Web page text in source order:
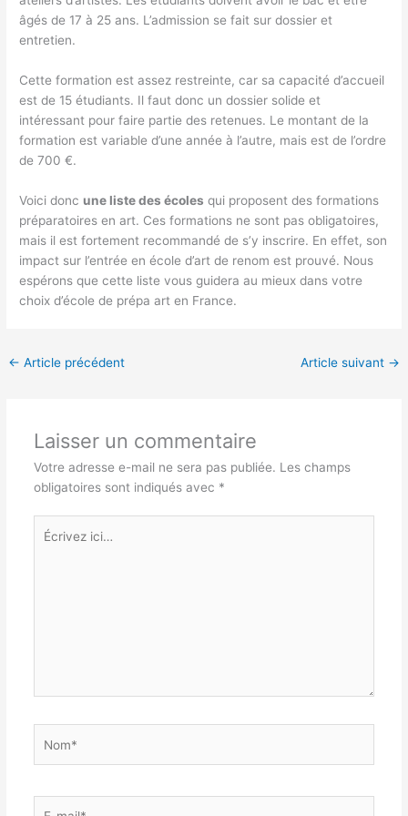
âgés de 17 à 25 ans. L’admission se fait sur dossier et
entretien.
Cette formation est assez restreinte, car sa capacité d’accueil
est de 15 étudiants. Il faut donc un dossier solide et
intéressant pour faire partie des retenues. Le montant de la
formation est variable d’une année à l’autre, mais est de l’ordre
de 700 €.
Voici donc une liste des écoles qui proposent des formations
préparatoires en art. Ces formations ne sont pas obligatoires,
mais il est fortement recommandé de s’y inscrire. En effet, son
impact sur l’entrée en école d’art de renom est prouvé. Nous
espérons que cette liste vous guidera au mieux dans votre
choix d’école de prépa art en France.
← Article précédent Article suivant →
Laisser un commentaire
Votre adresse e-mail ne sera pas publiée. Les champs
obligatoires sont indiqués avec *
Écrivez
ici…